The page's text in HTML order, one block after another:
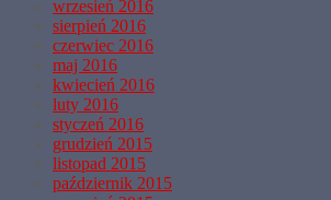
wrzesień 2016
sierpień 2016
czerwiec 2016
maj 2016
kwiecień 2016
luty 2016
styczeń 2016
grudzień 2015
listopad 2015
październik 2015